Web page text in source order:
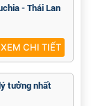
- Thái Lan
XEM CHI TIẾT
tưởng nhất